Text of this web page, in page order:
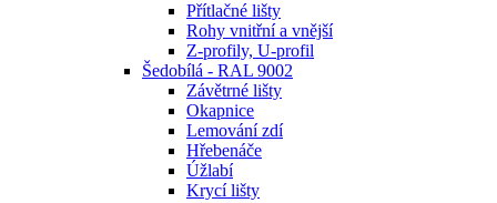
Přítlačné lišty
Rohy vnitřní a vnější
Z-profily, U-profil
Šedobílá - RAL 9002
Závětrné lišty
Okapnice
Lemování zdí
Hřebenáče
Úžlabí
Krycí lišty